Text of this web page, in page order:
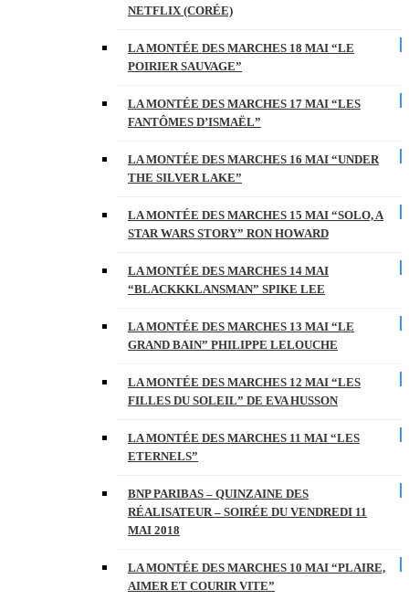
NETFLIX (CORÉE)
LA MONTÉE DES MARCHES 18 MAI “LE
POIRIER SAUVAGE”
LA MONTÉE DES MARCHES 17 MAI “LES
FANTÔMES D’ISMAËL”
LA MONTÉE DES MARCHES 16 MAI “UNDER
THE SILVER LAKE”
LA MONTÉE DES MARCHES 15 MAI “SOLO, A
STAR WARS STORY” RON HOWARD
LA MONTÉE DES MARCHES 14 MAI
“BLACKKKLANSMAN” SPIKE LEE
LA MONTÉE DES MARCHES 13 MAI “LE
GRAND BAIN” PHILIPPE LELOUCHE
LA MONTÉE DES MARCHES 12 MAI “LES
FILLES DU SOLEIL” DE EVA HUSSON
LA MONTÉE DES MARCHES 11 MAI “LES
ETERNELS”
BNP PARIBAS – QUINZAINE DES
RÉALISATEUR – SOIRÉE DU VENDREDI 11
MAI 2018
LA MONTÉE DES MARCHES 10 MAI “PLAIRE,
AIMER ET COURIR VITE”